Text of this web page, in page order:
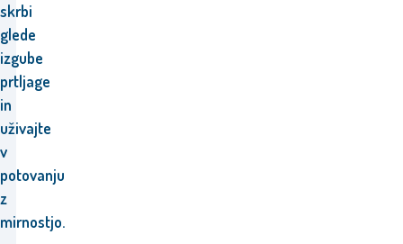
skrbi
glede
izgube
prtljage
in
uživajte
v
potovanju
z
mirnostjo.